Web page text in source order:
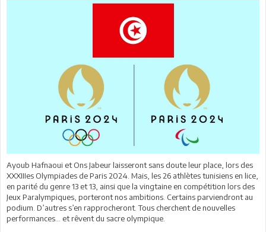
Ayoub Hafnaoui et Ons Jabeur laisseront sans doute leur place, lors des
XXXIIIes Olympiades de Paris 2024. Mais, les 26 athlètes tunisiens en lice,
en parité du genre 13 et 13, ainsi que la vingtaine en compétition lors des
Jeux Paralympiques, porteront nos ambitions. Certains parviendront au
podium. D’autres s’en rapprocheront. Tous cherchent de nouvelles
performances… et rêvent du sacre olympique.